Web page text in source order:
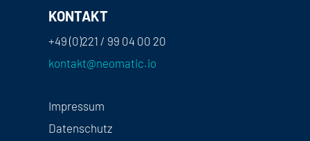
KONTAKT
+49 (0)221 / 99 04 00 20
kontakt@neomatic.io
Impressum
Datenschutz